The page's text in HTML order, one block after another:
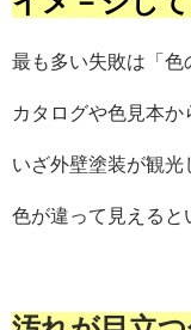
最も多い失敗は「色
カタログや色見本
いざ外壁塗装が観
色が違って見えると